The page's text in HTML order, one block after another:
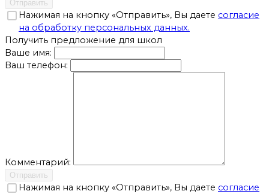
Отправить
Нажимая на кнопку «Отправить», Вы даете согласие
на обработку персональных данных.
Получить предложение для школ
Ваше имя:
Ваш телефон:
Комментарий:
Отправить
Нажимая на кнопку «Отправить», Вы даете согласие